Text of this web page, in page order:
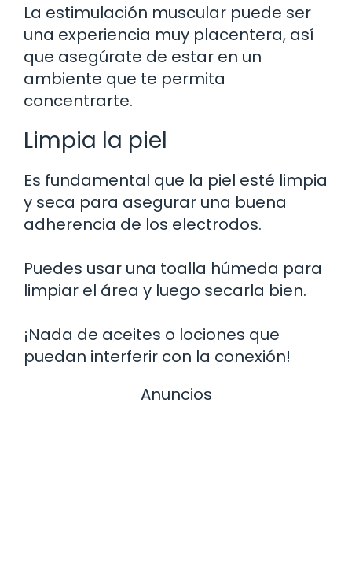
La estimulación muscular puede ser
una experiencia muy placentera, así
que asegúrate de estar en un
ambiente que te permita
concentrarte.
Limpia la piel
Es fundamental que la piel esté limpia
y seca para asegurar una buena
adherencia de los electrodos.
Puedes usar una toalla húmeda para
limpiar el área y luego secarla bien.
¡Nada de aceites o lociones que
puedan interferir con la conexión!
Anuncios